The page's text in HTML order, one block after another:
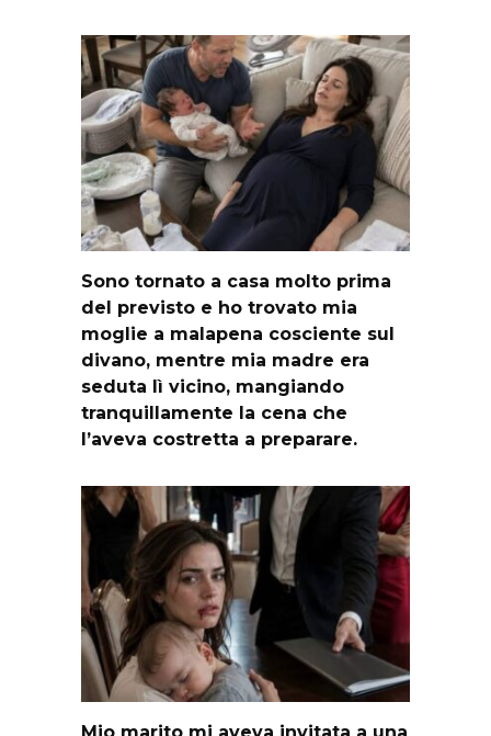
Sono tornato a casa molto prima
del previsto e ho trovato mia
moglie a malapena cosciente sul
divano, mentre mia madre era
seduta lì vicino, mangiando
tranquillamente la cena che
l’aveva costretta a preparare.
Mio marito mi aveva invitata a una